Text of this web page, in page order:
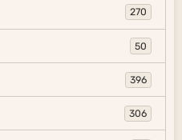
270
50
396
306